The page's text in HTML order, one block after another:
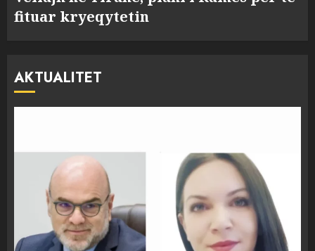
fituar kryeqytetin
AKTUALITET